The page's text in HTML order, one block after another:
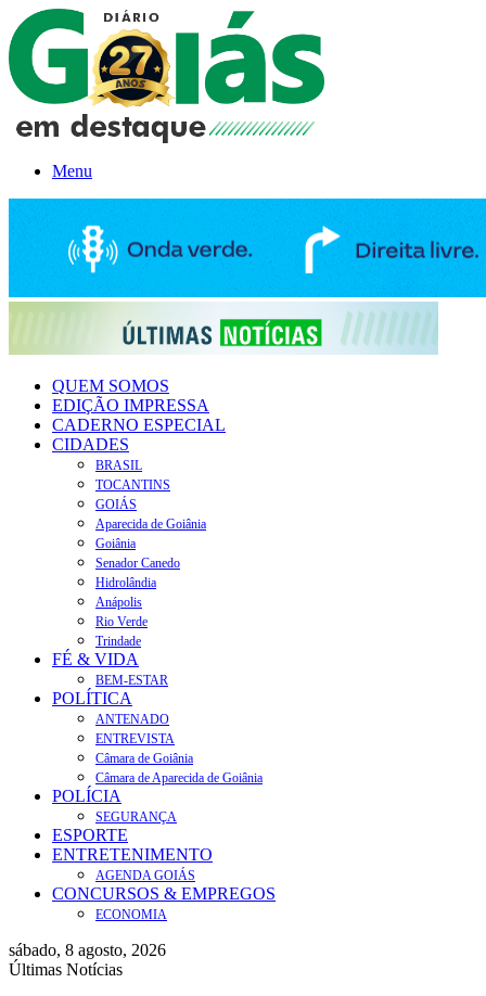
Menu
QUEM SOMOS
EDIÇÃO IMPRESSA
CADERNO ESPECIAL
CIDADES
BRASIL
TOCANTINS
GOIÁS
Aparecida de Goiânia
Goiânia
Senador Canedo
Hidrolândia
Anápolis
Rio Verde
Trindade
FÉ & VIDA
BEM-ESTAR
POLÍTICA
ANTENADO
ENTREVISTA
Câmara de Goiânia
Câmara de Aparecida de Goiânia
POLÍCIA
SEGURANÇA
ESPORTE
ENTRETENIMENTO
AGENDA GOIÁS
CONCURSOS & EMPREGOS
ECONOMIA
sábado, 8 agosto, 2026
Últimas Notícias